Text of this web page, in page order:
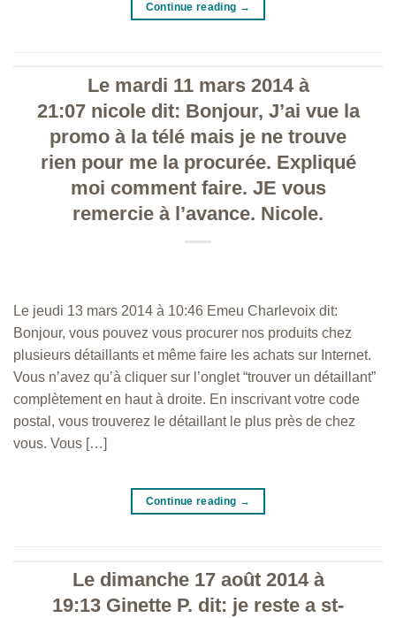
Continue reading →
Le mardi 11 mars 2014 à
21:07 nicole dit: Bonjour, J’ai vue la
promo à la télé mais je ne trouve
rien pour me la procurée. Expliqué
moi comment faire. JE vous
remercie à l’avance. Nicole.
Le jeudi 13 mars 2014 à 10:46 Emeu Charlevoix dit:
Bonjour, vous pouvez vous procurer nos produits chez
plusieurs détaillants et même faire les achats sur Internet.
Vous n’avez qu’à cliquer sur l’onglet “trouver un détaillant”
complètement en haut à droite. En inscrivant votre code
postal, vous trouverez le détaillant le plus près de chez
vous. Vous […]
Continue reading →
Le dimanche 17 août 2014 à
19:13 Ginette P. dit: je reste a st-